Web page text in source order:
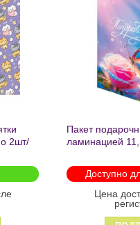
2шт/
Пакет
ламинацией
Доступно
Цена